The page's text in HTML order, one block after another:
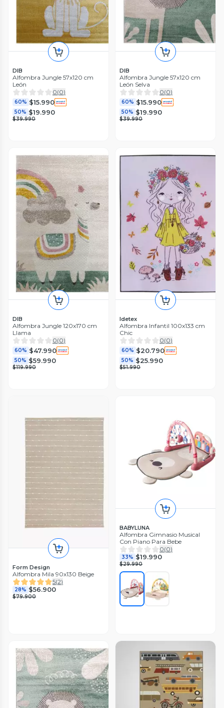
DIB
Alfombra Jungle 57x120 cm
León
0(0)
60% $15.990
50% $19.990
$39.990
DIB
Alfombra Jungle 57x120 cm
León Selva
0(0)
60% $15.990
50% $19.990
$39.990
DIB
Alfombra Jungle 120x170 cm
Llama
0(0)
60% $47.990
50% $59.990
$119.990
Idetex
Alfombra Infantil 100x133 cm
Chic
0(0)
60% $20.790
50% $25.990
$51.990
Form Design
Alfombra Mila 90x130 Beige
5(2)
28% $56.900
$79.900
BABYLUNA
Alfombra Gimnasio Musical
Con Piano Para Bebe
0(0)
33% $19.990
$29.990